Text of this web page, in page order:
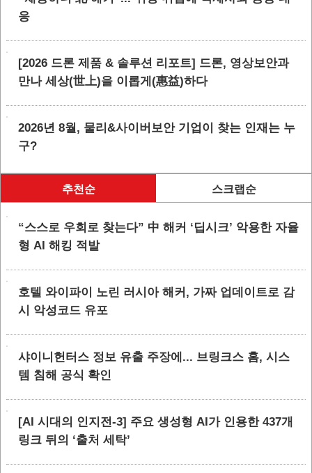
응
[2026 드론 제품 & 솔루션 리포트] 드론, 영상보안과
만나 세상(世上)을 이롭게(惠益)하다
2026년 8월, 물리&사이버보안 기업이 찾는 인재는 누
구?
추천순 스크랩순
“스스로 우회로 찾는다” 中 해커 ‘딥시크’ 악용한 자율
형 AI 해킹 적발
호텔 와이파이 노린 러시아 해커, 가짜 업데이트로 감
시 악성코드 유포
샤이니헌터스 정보 유출 주장에... 브링크스 홈, 시스
템 침해 공식 확인
[AI 시대의 인지전-3] 주요 생성형 AI가 인용한 437개
링크 뒤의 ‘출처 세탁’